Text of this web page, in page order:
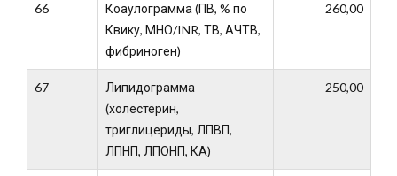
66
Коаулограмма (ПВ, % по
Квику, МНО/INR, ТВ, АЧТВ,
фибриноген)
260,00
67
Липидограмма
(холестерин,
триглицериды, ЛПВП,
ЛПНП, ЛПОНП, КА)
250,00